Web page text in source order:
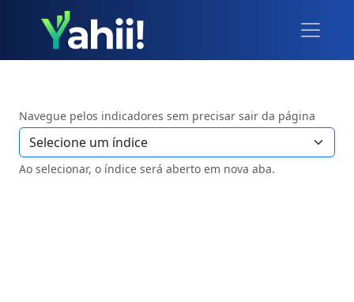
Navegue pelos indicadores sem precisar sair da página
Ao selecionar, o índice será aberto em nova aba.